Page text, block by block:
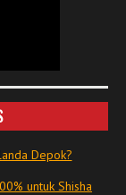
Depok?
untuk Shisha